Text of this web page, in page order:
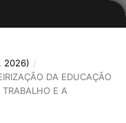
2026) /
DA EDUCAÇÃO
E A